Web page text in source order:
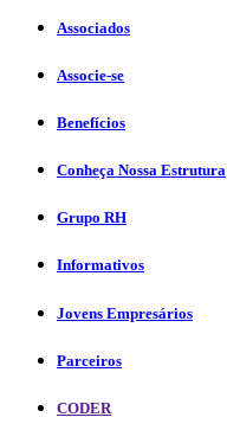
Associados
Associe-se
Benefícios
Conheça Nossa Estrutura
Grupo RH
Informativos
Jovens Empresários
Parceiros
CODER